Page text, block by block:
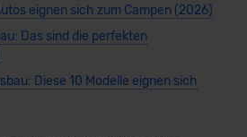
eignen sich zum Campen (2026)
Das sind die perfekten
Diese 10 Modelle eignen sich